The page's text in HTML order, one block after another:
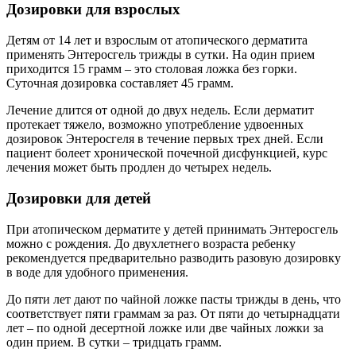
Дозировки для взрослых
Детям от 14 лет и взрослым от атопического дерматита
применять Энтеросгель трижды в сутки. На один прием
приходится 15 грамм – это столовая ложка без горки.
Суточная дозировка составляет 45 грамм.
Лечение длится от одной до двух недель. Если дерматит
протекает тяжело, возможно употребление удвоенных
дозировок Энтеросгеля в течение первых трех дней. Если
пациент болеет хронической почечной дисфункцией, курс
лечения может быть продлен до четырех недель.
Дозировки для детей
При атопическом дерматите у детей принимать Энтеросгель
можно с рождения. До двухлетнего возраста ребенку
рекомендуется предварительно разводить разовую дозировку
в воде для удобного применения.
До пяти лет дают по чайной ложке пасты трижды в день, что
соответствует пяти граммам за раз. От пяти до четырнадцати
лет – по одной десертной ложке или две чайных ложки за
один прием. В сутки – тридцать грамм.